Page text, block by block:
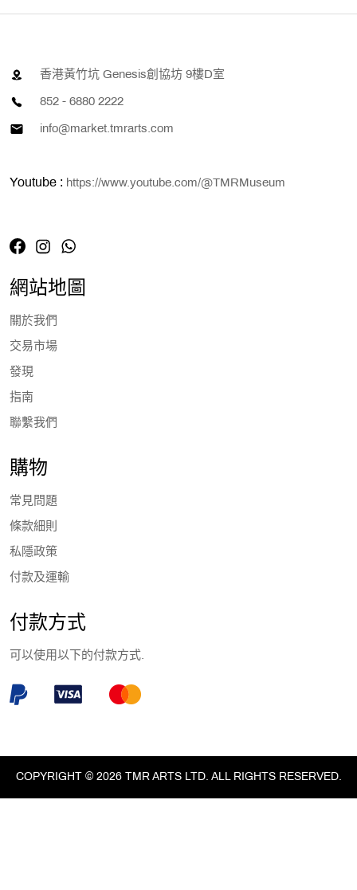
香港黃竹坑 Genesis創協坊 9樓D室
852 - 6880 2222
info@market.tmrarts.com
Youtube : https://www.youtube.com/@TMRMuseum
網站地圖
關於我們
交易市場
發現
指南
聯繫我們
購物
常見問題
條款細則
私隱政策
付款及運輸
付款方式
可以使用以下的付款方式.
COPYRIGHT © 2026 TMR ARTS LTD. ALL RIGHTS RESERVED.